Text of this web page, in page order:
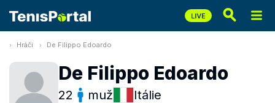
Hráči De Filippo Edoardo
De Filippo Edoardo
22 muž Itálie